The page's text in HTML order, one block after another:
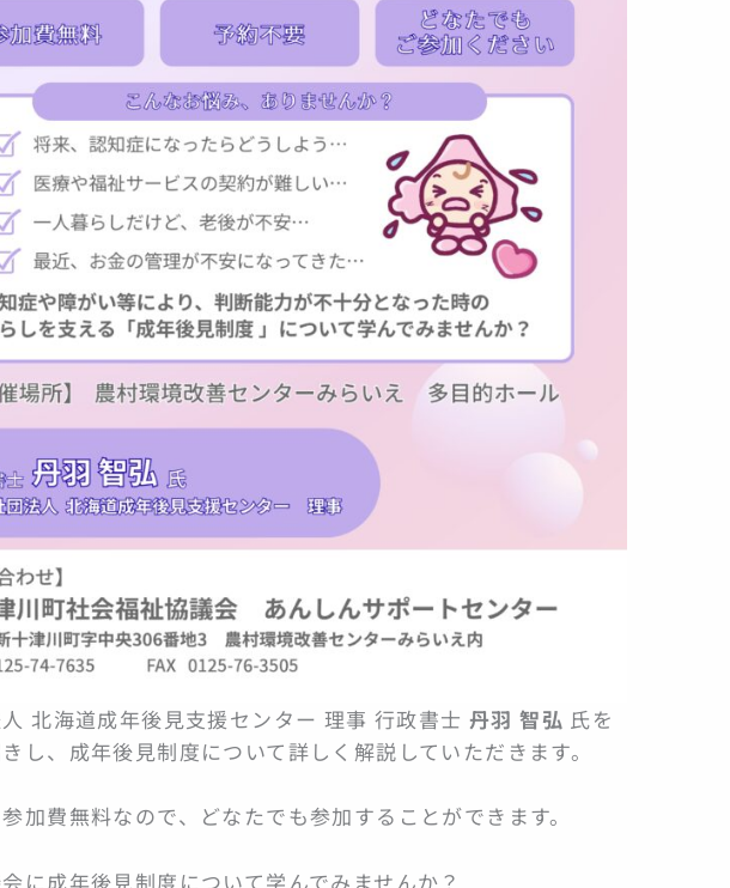
北海道成年後見支援センター 理事 行政書士 丹羽 智弘 氏を
し、成年後見制度について詳しく解説していただきます。
加費無料なので、どなたでも参加することができます。
に成年後見制度について学んでみませんか？